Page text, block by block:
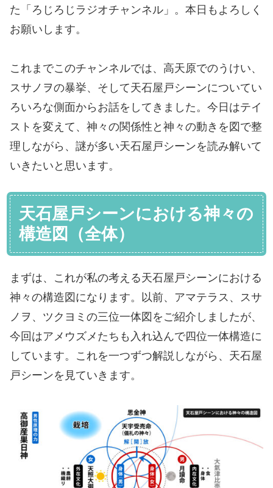
た「ろじろじラジオチャンネル」。本日もよろしく
お願いします。
これまでこのチャンネルでは、高天原でのうけい、
スサノヲの暴挙、そして天石屋戸シーンについてい
ろいろな側面からお話をしてきました。今日はテイ
ストを変えて、神々の関係性と神々の動きを図で整
理しながら、謎が多い天石屋戸シーンを読み解いて
いきたいと思います。
天石屋戸シーンにおける神々の
構造図（全体）
まずは、これが私の考える天石屋戸シーンにおける
神々の構造図になります。以前、アマテラス、スサ
ノヲ、ツクヨミの三位一体図をご紹介しましたが、
今回はアメウズメたちも入れ込んで四位一体構造に
しています。これを一つずつ解説しながら、天石屋
戸シーンを見ていきます。